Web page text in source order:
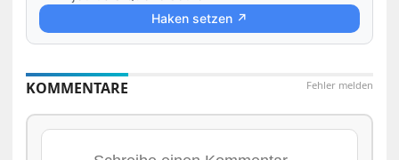
Haken setzen ↗
Fehler melden
KOMMENTARE